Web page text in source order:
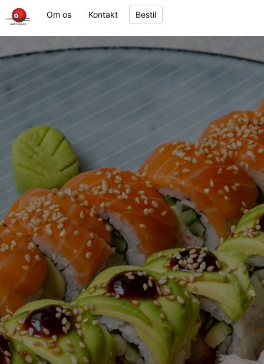
Om os Kontakt Bestil